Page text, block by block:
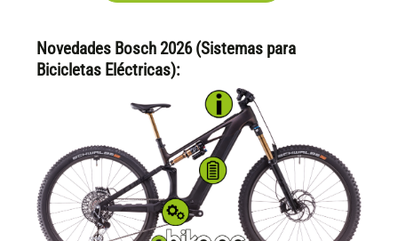
Novedades Bosch 2026 (Sistemas para
Bicicletas Eléctricas):